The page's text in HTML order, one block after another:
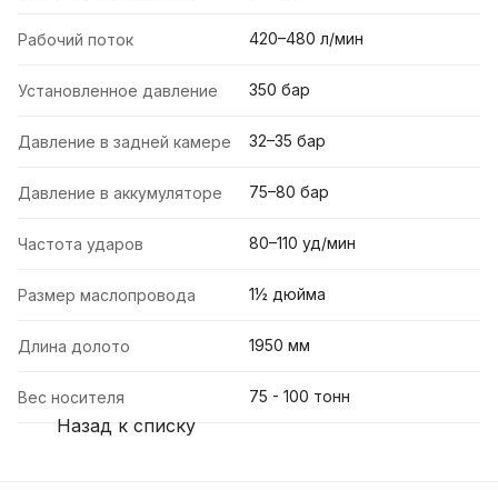
Рабочий поток 420–480 л/мин
Установленное давление 350 бар
Давление в задней камере 32–35 бар
Давление в аккумуляторе 75–80 бар
Частота ударов 80–110 уд/мин
Размер маслопровода 1½ дюйма
Длина долото 1950 мм
Вес носителя 75 - 100 тонн
Назад к списку